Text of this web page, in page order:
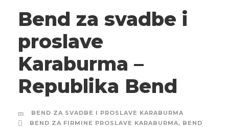
Bend za svadbe i
proslave
Karaburma –
Republika Bend
BEND ZA SVADBE I PROSLAVE KARABURMA
BEND ZA FIRMINE PROSLAVE KARABURMA, BEND